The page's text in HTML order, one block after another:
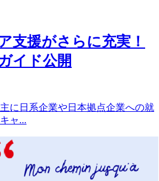
支援がさらに充実！
イド公開
に日系企業や日本拠点企業への就
ャ...